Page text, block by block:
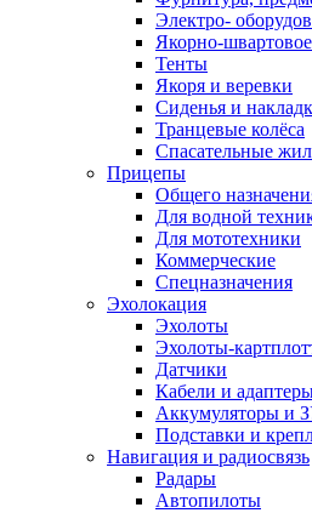
Электро-
Якорно-
Тенты
Якоря и веревки
Сиденья и
Транцевые колёса
Спасательные
Прицепы
Общего
Для водной
Для мототехники
Коммерческие
Спецназначения
Эхолокация
Эхолоты
Эхолоты-
Датчики
Кабели и
Аккумуляторы и
Подставки и
Навигация и радиосвязь
Радары
Автопилоты